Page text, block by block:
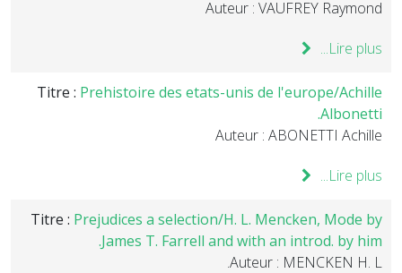
Auteur : VAUFREY Raymond
Lire plus...
Titre : Prehistoire des etats-unis de l'europe/Achille
Albonetti.
Auteur : ABONETTI Achille
Lire plus...
Titre : Prejudices a selection/H. L. Mencken, Mode by
James T. Farrell and with an introd. by him.
Auteur : MENCKEN H. L.